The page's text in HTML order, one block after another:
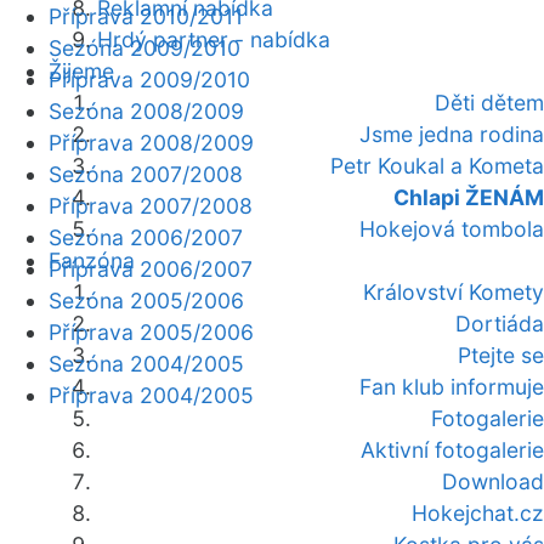
Reklamní nabídka
Hrdý partner - nabídka
Žijeme
Děti dětem
Jsme jedna rodina
Petr Koukal a Kometa
Chlapi ŽENÁM
Hokejová tombola
Fanzóna
Království Komety
Dortiáda
Ptejte se
Fan klub informuje
Fotogalerie
Aktivní fotogalerie
Download
Hokejchat.cz
Příprava 2010/2011
Sezóna 2009/2010
Příprava 2009/2010
Sezóna 2008/2009
Příprava 2008/2009
Sezóna 2007/2008
Příprava 2007/2008
Sezóna 2006/2007
Příprava 2006/2007
Sezóna 2005/2006
Příprava 2005/2006
Sezóna 2004/2005
Příprava 2004/2005